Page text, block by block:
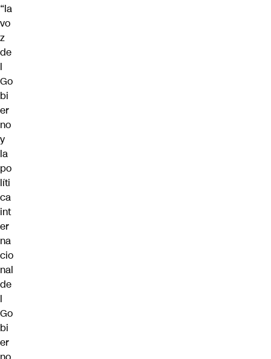
“la
vo
z
de
l
Go
bi
er
no
y
la
po
líti
ca
int
er
na
cio
nal
de
l
Go
bi
er